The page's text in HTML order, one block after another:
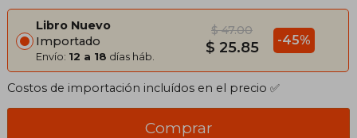
Libro Nuevo
Importado
Envío: 12 a 18 días háb.
$ 47.00
$ 25.85 -45%
Costos de importación incluídos en el precio ✅
Comprar